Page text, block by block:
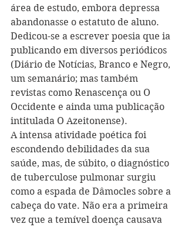
área de estudo, embora depressa
abandonasse o estatuto de aluno.
Dedicou-se a escrever poesia que ia
publicando em diversos periódicos
(Diário de Notícias, Branco e Negro,
um semanário; mas também
revistas como Renascença ou O
Occidente e ainda uma publicação
intitulada O Azeitonense).
A intensa atividade poética foi
escondendo debilidades da sua
saúde, mas, de súbito, o diagnóstico
de tuberculose pulmonar surgiu
como a espada de Dâmocles sobre a
cabeça do vate. Não era a primeira
vez que a temível doença causava